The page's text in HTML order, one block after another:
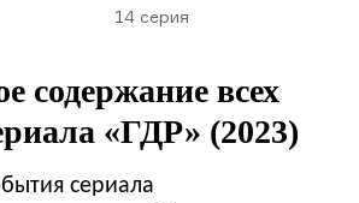
14 серия
содержание всех
«ГДР» (2023)
сериала